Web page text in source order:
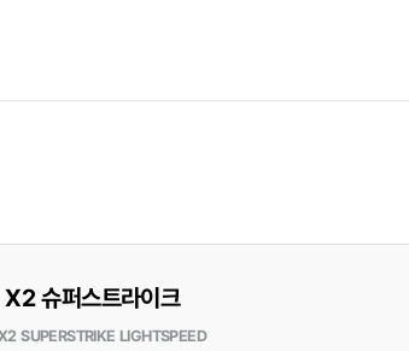
슈퍼스트라이크
SUPERSTRIKE LIGHTSPEED